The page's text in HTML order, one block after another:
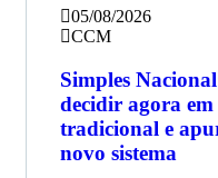
05/08/2026
CCM
Simples
decidir agora em
tradicional e
novo sistema